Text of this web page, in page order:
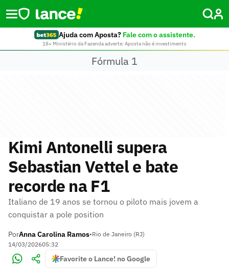
Ajuda com Aposta? Fale com o assistente.
18+ Ministério da Fazenda adverte: Aposta não é investimento
Fórmula 1
Kimi Antonelli supera
Sebastian Vettel e bate
recorde na F1
Italiano de 19 anos se tornou o piloto mais jovem a
conquistar a pole position
PorAnna Carolina Ramos•Rio de Janeiro (RJ)
14/03/202605:32
Favorite o Lance! no Google